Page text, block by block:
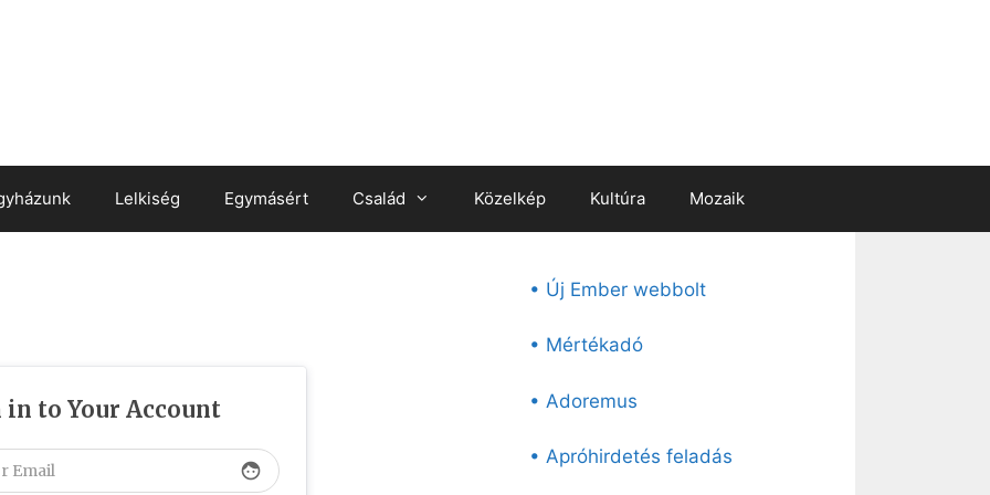
Lelkiség Egymásért Család Közelkép Kultúra Mozaik
in to Your Account
face
• Új Ember webbolt
• Mértékadó
• Adoremus
• Apróhirdetés feladás